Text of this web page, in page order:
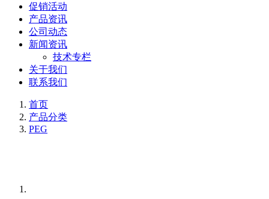
促销活动
产品资讯
公司动态
新闻资讯
技术专栏
关于我们
联系我们
首页
产品分类
PEG